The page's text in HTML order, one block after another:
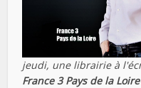
jeudi, une librairie à
France 3 Pays de la Loire